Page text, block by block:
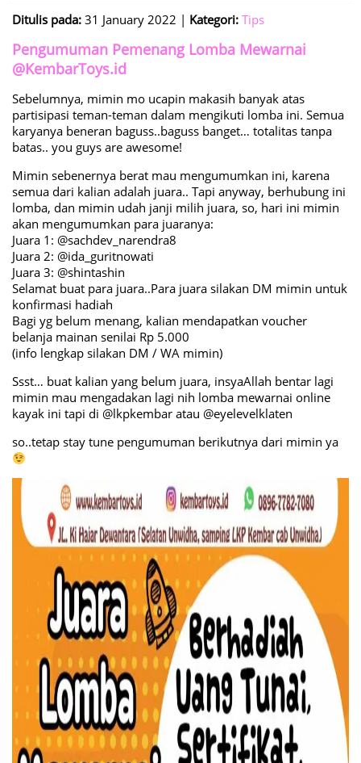
Ditulis pada: 31 January 2022 | Kategori: Tips
Pengumuman Pemenang Lomba Mewarnai
@KembarToys.id
Sebelumnya, mimin mo ucapin makasih banyak atas
partisipasi teman-teman dalam mengikuti lomba ini. Semua
karyanya beneran baguss..baguss banget… totalitas tanpa
batas.. you guys are awesome!
Mimin sebenernya berat mau mengumumkan ini, karena
semua dari kalian adalah juara.. Tapi anyway, berhubung ini
lomba, dan mimin udah janji milih juara, so, hari ini mimin
akan mengumumkan para juaranya:
Juara 1: @sachdev_narendra8
Juara 2: @ida_guritnowati
Juara 3: @shintashin
Selamat buat para juara..Para juara silakan DM mimin untuk
konfirmasi hadiah
Bagi yg belum menang, kalian mendapatkan voucher
belanja mainan senilai Rp 5.000
(info lengkap silakan DM / WA mimin)
Ssst… buat kalian yang belum juara, insyaAllah bentar lagi
mimin mau mengadakan lagi nih lomba mewarnai online
kayak ini tapi di @lkpkembar atau @eyelevelklaten
so..tetap stay tune pengumuman berikutnya dari mimin ya